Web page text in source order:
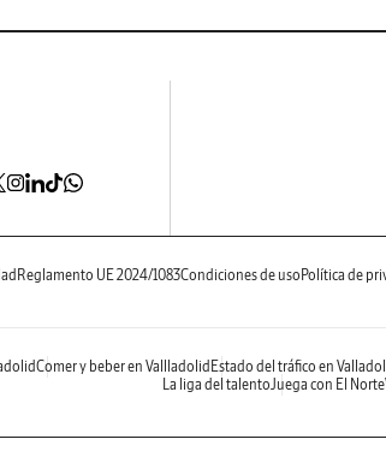
Reglamento UE 2024/1083Condiciones de uso Política de
Comer y beber en Vallladolid Estado del tráfico en
La liga del talentoJuega con El Norte